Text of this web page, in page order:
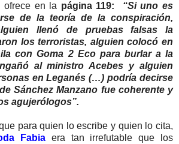
ofrece en la página 119:
“Si uno es
de la teoría de la conspiración,
llenó de pruebas falsas la
los terroristas, alguien colocó en
con Goma 2 Eco para burlar a la
al ministro Acebes y alguien
en Leganés (…) podría decirse
Sánchez Manzano fue coherente y
agujerólogos”.
para quien lo escribe y quien lo cita,
Fabia era tan irrefutable que los